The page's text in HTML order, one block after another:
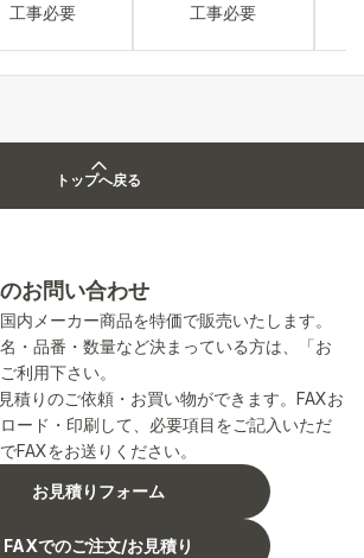
工事必要 工事必要
トップへ戻る
お問い合わせ
内メーカー商品を特価で販売いたします。
・品番・数量など決まっている方は、「お
利用下さい。
積りのご依頼・お買い物ができます。FAXお
ード・印刷して、必要項目をご記入いただ
FAXをお送りください。
お見積りフォーム
FAXでのご注文/お見積り